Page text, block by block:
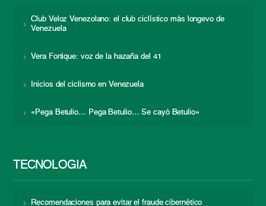
Club Veloz Venezolano: el club ciclístico más longevo de
Venezuela
Vera Fortique: voz de la hazaña del 41
Inicios del ciclismo en Venezuela
«Pega Betulio… Pega Betulio… Se cayó Betulio»
TECNOLOGÍA
Recomendaciones para evitar el fraude cibernético